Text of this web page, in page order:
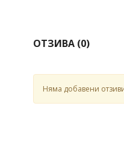
ОТЗИВА (0)
Няма добавени